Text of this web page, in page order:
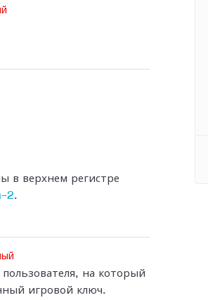
в верхнем регистре
2.
на который
игровой ключ.